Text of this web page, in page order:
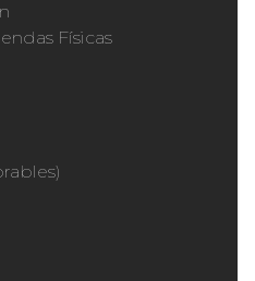
Físicas